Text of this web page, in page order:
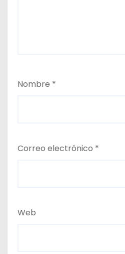
Nombre *
Correo electrónico *
Web